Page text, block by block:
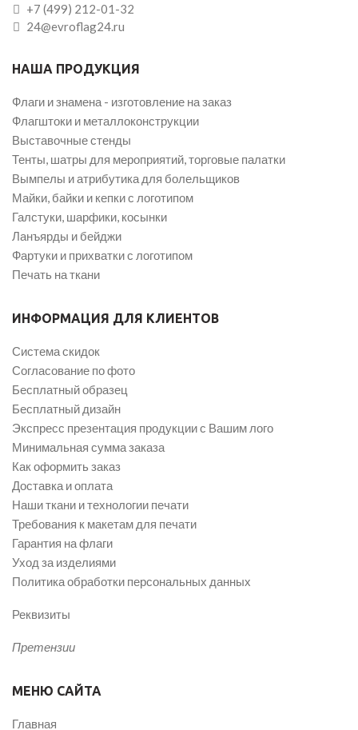
+7 (499) 212-01-32
24@evroflag24.ru
НАША ПРОДУКЦИЯ
Флаги и знамена - изготовление на заказ
Флагштоки и металлоконструкции
Выставочные стенды
Тенты, шатры для мероприятий, торговые палатки
Вымпелы и атрибутика для болельщиков
Майки, байки и кепки с логотипом
Галстуки, шарфики, косынки
Ланъярды и бейджи
Фартуки и прихватки с логотипом
Печать на ткани
ИНФОРМАЦИЯ ДЛЯ КЛИЕНТОВ
Система скидок
Согласование по фото
Бесплатный образец
Бесплатный дизайн
Экспресс презентация продукции с Вашим лого
Минимальная сумма заказа
Как оформить заказ
Доставка и оплата
Наши ткани и технологии печати
Требования к макетам для печати
Гарантия на флаги
Уход за изделиями
Политика обработки персональных данных
Реквизиты
Претензии
МЕНЮ САЙТА
Главная